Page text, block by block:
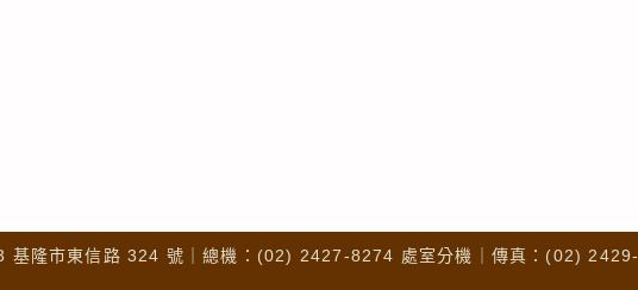
基隆市東信路 324 號｜總機：(02) 2427-8274 處室分機｜傳真：(02) 2429-